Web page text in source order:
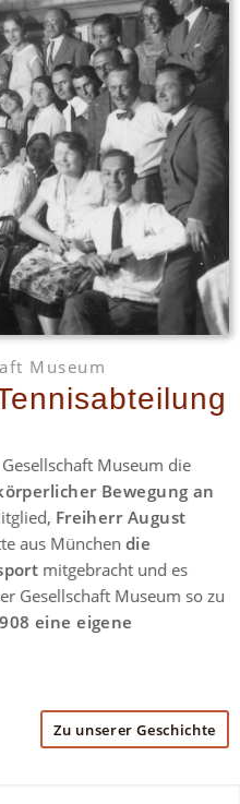
Museum
Museum die
Bewegung an
Freiherr August
aus München die
mitgebracht und es
Gesellschaft Museum so zu
eine eigene
Zu unserer Geschichte